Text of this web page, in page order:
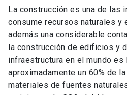
La construcción es una de las
consume recursos naturales y
además una considerable
la construcción de edificios y
infraestructura en el mundo
aproximadamente un 60% de
materiales de fuentes